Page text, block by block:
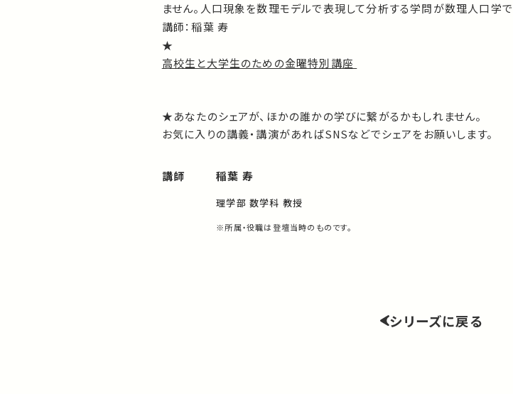
ません。人口現象を数理モデルで表現して分析する学問が数理人口学で
講師：稲葉 寿
★
高校生と大学生のための金曜特別講座
★あなたのシェアが、ほかの誰かの学びに繋がるかもしれません。
お気に入りの講義・講演があればSNSなどでシェアをお願いします。
講師 稲葉 寿
理学部 数学科 教授
※所属・役職は登壇当時のものです。
シリーズに戻る